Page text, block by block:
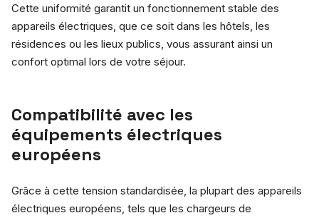
Cette uniformité garantit un fonctionnement stable des
appareils électriques, que ce soit dans les hôtels, les
résidences ou les lieux publics, vous assurant ainsi un
confort optimal lors de votre séjour.
Compatibilité avec les
équipements électriques
européens
Grâce à cette tension standardisée, la plupart des appareils
électriques européens, tels que les chargeurs de